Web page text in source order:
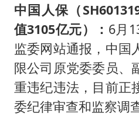
中国人保 （
值3105亿元）
： 6月
监委网站通报，中国
限公司原党委委员、
重违纪违法，目前正
委纪律审查和监察调查